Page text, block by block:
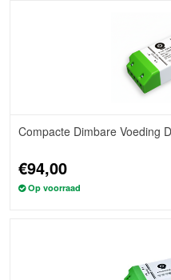
Compacte Dimbare Voeding
€94,00
Op voorraad